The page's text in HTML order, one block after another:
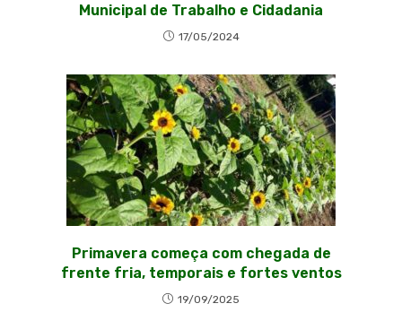
Municipal de Trabalho e Cidadania
17/05/2024
Primavera começa com chegada de
frente fria, temporais e fortes ventos
19/09/2025